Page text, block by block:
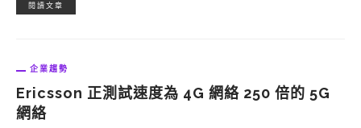
閱讀文章
企業趨勢
Ericsson 正測試速度為 4G 網絡 250 倍的 5G
網絡